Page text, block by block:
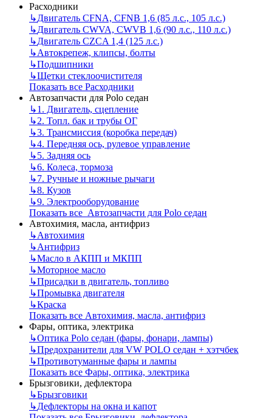
Расходники
↳Двигатель CFNA, CFNB 1,6 (85 л.с., 105 л.с.)
↳Двигатель CWVA, CWVB 1,6 (90 л.с., 110 л.с.)
↳Двигатель CZCA 1,4 (125 л.с.)
↳Автокрепеж, клипсы, болты
↳Подшипники
↳Щетки стеклоочистителя
Показать все Расходники
Автозапчасти для Polo седан
↳1. Двигатель, сцепление
↳2. Топл. бак и трубы ОГ
↳3. Трансмиссия (коробка передач)
↳4. Передняя ось, рулевое управление
↳5. Задняя ось
↳6. Колеса, тормоза
↳7. Ручные и ножные рычаги
↳8. Кузов
↳9. Электрооборудование
Показать все Автозапчасти для Polo седан
Автохимия, масла, антифриз
↳Автохимия
↳Антифриз
↳Масло в АКПП и МКПП
↳Моторное масло
↳Присадки в двигатель, топливо
↳Промывка двигателя
↳Краска
Показать все Автохимия, масла, антифриз
Фары, оптика, электрика
↳Оптика Polo седан (фары, фонари, лампы)
↳Предохранители для VW POLO седан + хэтчбек
↳Противотуманные фары и лампы
Показать все Фары, оптика, электрика
Брызговики, дефлектора
↳Брызговики
↳Дефлекторы на окна и капот